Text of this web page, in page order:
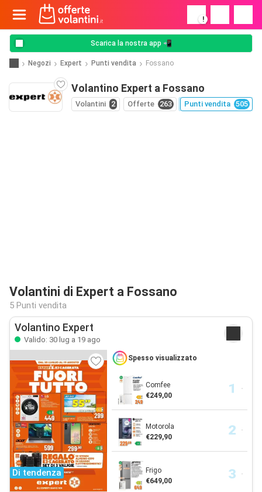
!
Scarica la nostra app 📲
Negozi Expert Punti vendita Fossano
Volantino Expert a Fossano
Volantini 2 Offerte 263 Punti vendita 505
Volantini di Expert a Fossano
5 Punti vendita
Volantino Expert
Valido: 30 lug a 19 ago
Di tendenza
Spesso visualizzato
Comfee
€249,00
Motorola
€229,90
Frigo
€649,00